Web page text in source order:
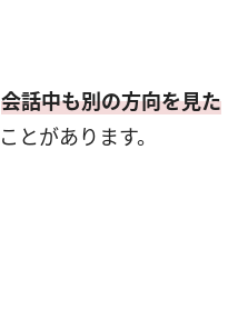
会話中も別の方向を見た
ことがあります。